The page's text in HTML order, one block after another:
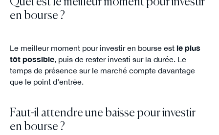
en bourse ?
Le meilleur moment pour investir en bourse est le plus
tôt possible, puis de rester investi sur la durée. Le
temps de présence sur le marché compte davantage
que le point d'entrée.
Faut-il attendre une baisse pour investir
en bourse ?